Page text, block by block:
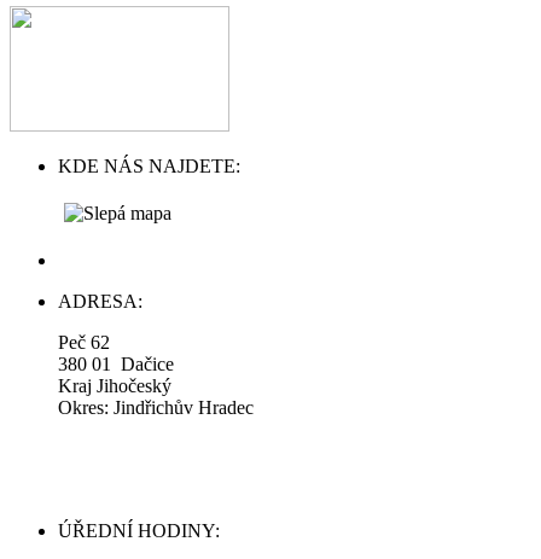
KDE NÁS NAJDETE:
ADRESA:
Peč 62
380 01 Dačice
Kraj Jihočeský
Okres: Jindřichův Hradec
ÚŘEDNÍ HODINY: